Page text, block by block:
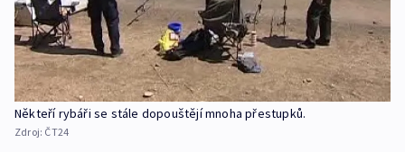
Někteří rybáři se stále dopouštějí mnoha přestupků.
Zdroj: ČT24